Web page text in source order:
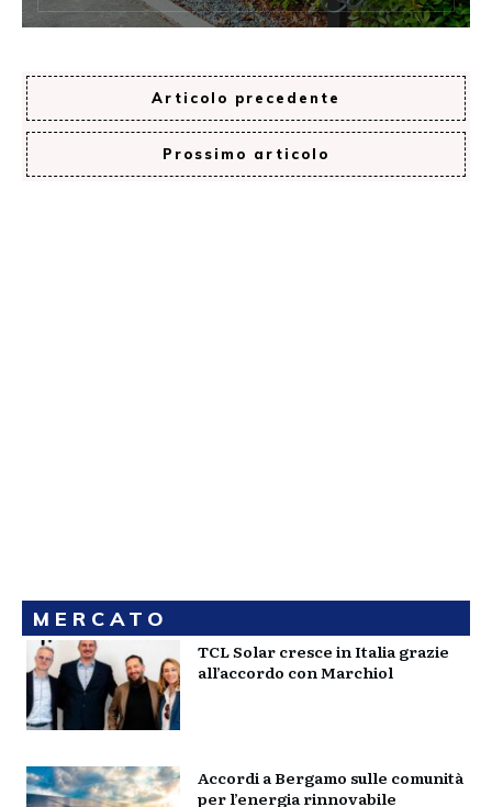
Articolo precedente
Prossimo articolo
MERCATO
TCL Solar cresce in Italia grazie
all’accordo con Marchiol
Accordi a Bergamo sulle comunità
per l’energia rinnovabile